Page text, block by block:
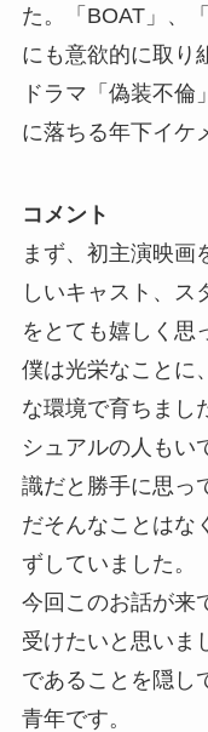
た。「BOAT」、
にも意欲的に取り
ドラマ「偽装不
に落ちる年下イケ
コメント
まず、初主演映画
しいキャスト、ス
をとても嬉しく思
僕は光栄なことに
な環境で育ちまし
シュアルの人もい
識だと勝手に思っ
だそんなことはな
ずしていました。
今回このお話が来
受けたいと思いま
であることを隠し
青年です。